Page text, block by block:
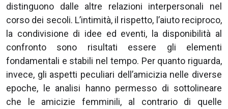
distinguono dalle altre relazioni interpersonali nel
corso dei secoli. L’intimità, il rispetto, l’aiuto reciproco,
la condivisione di idee ed eventi, la disponibilità al
confronto sono risultati essere gli elementi
fondamentali e stabili nel tempo. Per quanto riguarda,
invece, gli aspetti peculiari dell’amicizia nelle diverse
epoche, le analisi hanno permesso di sottolineare
che le amicizie femminili, al contrario di quelle